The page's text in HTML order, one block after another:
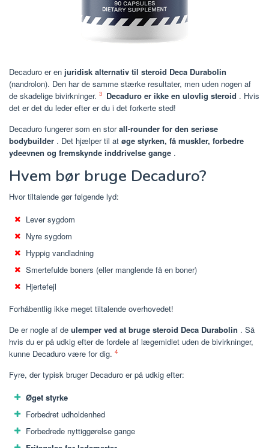
Decaduro er en juridisk alternativ til steroid Deca Durabolin
(nandrolon). Den har de samme stærke resultater, men uden nogen af
de skadelige bivirkninger. 3 Decaduro er ikke en ulovlig steroid . Hvis
det er det du leder efter er du i det forkerte sted!
Decaduro fungerer som en storall-rounder for den seriøse
bodybuilder . Det hjælper til at øge styrken, få muskler, forbedre
ydeevnen og fremskynde inddrivelse gange .
Hvem bør bruge Decaduro?
Hvor tiltalende gør følgende lyd:
Lever sygdom
Nyre sygdom
Hyppig vandladning
Smertefulde boners (eller manglende få en boner)
Hjertefejl
Forhåbentlig ikke meget tiltalende overhovedet!
De er nogle af de ulemper ved at bruge steroid Deca Durabolin . Så
hvis du er på udkig efter de fordele af lægemidlet uden de bivirkninger,
kunne Decaduro være for dig. 4
Fyre, der typisk bruger Decaduro er på udkig efter:
Øget styrke
Forbedret udholdenhed
Forbedrede nyttiggørelse gange